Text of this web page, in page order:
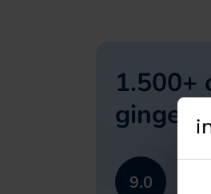
1.500+
gingen
9.0